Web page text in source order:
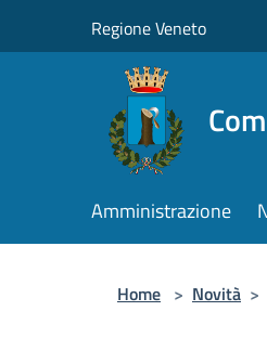
Regione Veneto
Amministrazione
Home > Novità >